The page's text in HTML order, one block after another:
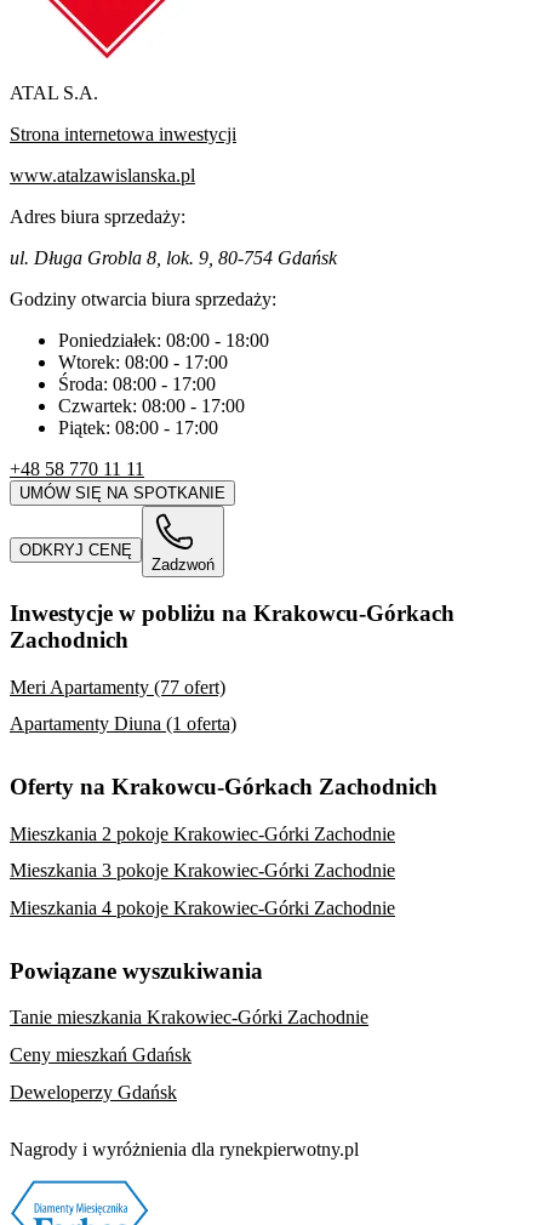
ATAL S.A.
Strona internetowa inwestycji
www.atalzawislanska.pl
Adres biura sprzedaży:
ul. Długa Grobla 8, lok. 9, 80-754 Gdańsk
Godziny otwarcia biura sprzedaży:
Poniedziałek: 08:00 - 18:00
Wtorek: 08:00 - 17:00
Środa: 08:00 - 17:00
Czwartek: 08:00 - 17:00
Piątek: 08:00 - 17:00
+48 58 770 11 11
UMÓW SIĘ NA SPOTKANIE
ODKRYJ CENĘ
Zadzwoń
Inwestycje w pobliżu na Krakowcu-Górkach
Zachodnich
Meri Apartamenty (77 ofert)
Apartamenty Diuna (1 oferta)
Oferty na Krakowcu-Górkach Zachodnich
Mieszkania 2 pokoje Krakowiec-Górki Zachodnie
Mieszkania 3 pokoje Krakowiec-Górki Zachodnie
Mieszkania 4 pokoje Krakowiec-Górki Zachodnie
Powiązane wyszukiwania
Tanie mieszkania Krakowiec-Górki Zachodnie
Ceny mieszkań Gdańsk
Deweloperzy Gdańsk
Nagrody i wyróżnienia dla rynekpierwotny.pl